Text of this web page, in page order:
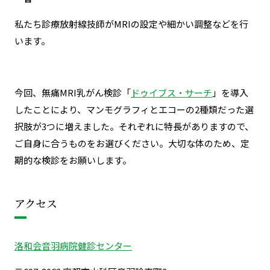
私たち診療放射線技師がMRIの設定や細かい調整などを行
います。
今回、 無痛MRI乳がん検診「ドゥイブス・サーチ 」を導入
したことにより、マンモグラフィとエコーの2種類だった選
択肢が3つに増えました。 それぞれに特長がありますので、
ご自身に合うものをお選びください。 大切な体のため、定
期的な検診をお願いします。
アクセス
洛和会音羽病院健診センター